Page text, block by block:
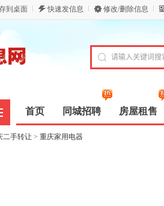
到桌面 快速发信息 修改/删除信息
首页 同城招聘 房屋租售
二手转让 > 重庆家用电器